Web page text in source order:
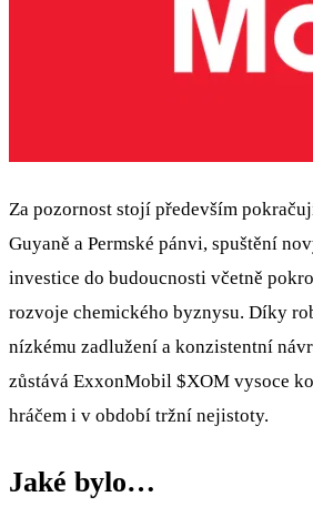
Za pozornost stojí především
Guyaně a Permské pánvi, spuštění
investice do budoucnosti včetně
rozvoje chemického byznysu. Díky
nízkému zadlužení a konzistentní
zůstává ExxonMobil $XOM vysoce
hráčem i v období tržní nejistoty.
Jaké bylo…